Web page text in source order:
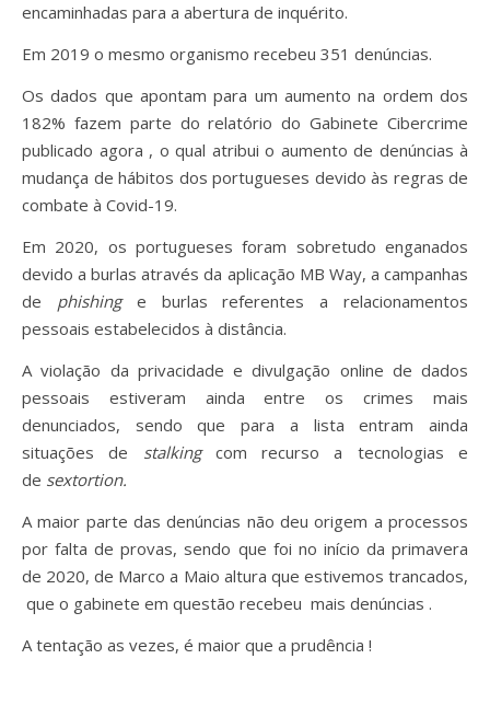
encaminhadas para a abertura de inquérito.
Em 2019 o mesmo organismo recebeu 351 denúncias.
Os dados que apontam para um aumento na ordem dos
182% fazem parte do relatório do Gabinete Cibercrime
publicado agora , o qual atribui o aumento de denúncias à
mudança de hábitos dos portugueses devido às regras de
combate à Covid-19.
Em 2020, os portugueses foram sobretudo enganados
devido a burlas através da aplicação MB Way, a campanhas
de phishinge burlas referentes a relacionamentos
pessoais estabelecidos à distância.
A violação da privacidade e divulgação online de dados
pessoais estiveram ainda entre os crimes mais
denunciados, sendo que para a lista entram ainda
situações de stalkingcom recurso a tecnologias e
de sextortion.
A maior parte das denúncias não deu origem a processos
por falta de provas, sendo que foi no início da primavera
de 2020, de Marco a Maio altura que estivemos trancados,
que o gabinete em questão recebeu mais denúncias .
A tentação as vezes, é maior que a prudência !